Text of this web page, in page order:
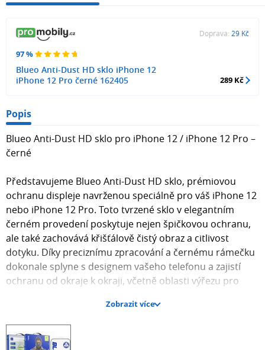
97 %
Blueo Anti-Dust HD sklo iPhone 12
iPhone 12 Pro černé 162405
Doprava: 29 Kč
289 Kč
Popis
Blueo Anti-Dust HD sklo pro iPhone 12 / iPhone 12 Pro –
černé
Představujeme Blueo Anti-Dust HD sklo, prémiovou
ochranu displeje navrženou speciálně pro váš iPhone 12
nebo iPhone 12 Pro. Toto tvrzené sklo v elegantním
černém provedení poskytuje nejen špičkovou ochranu,
ale také zachovává křišťálově čistý obraz a citlivost
dotyku. Díky preciznímu zpracování a černému rámečku
dokonale splyne s designem vašeho telefonu a zajistí
ochranu od okraje k okraji, včetně oblasti výřezu pro
zároveň robustní, připravený čelit každodenním
nástrahám.
Zobrazit více